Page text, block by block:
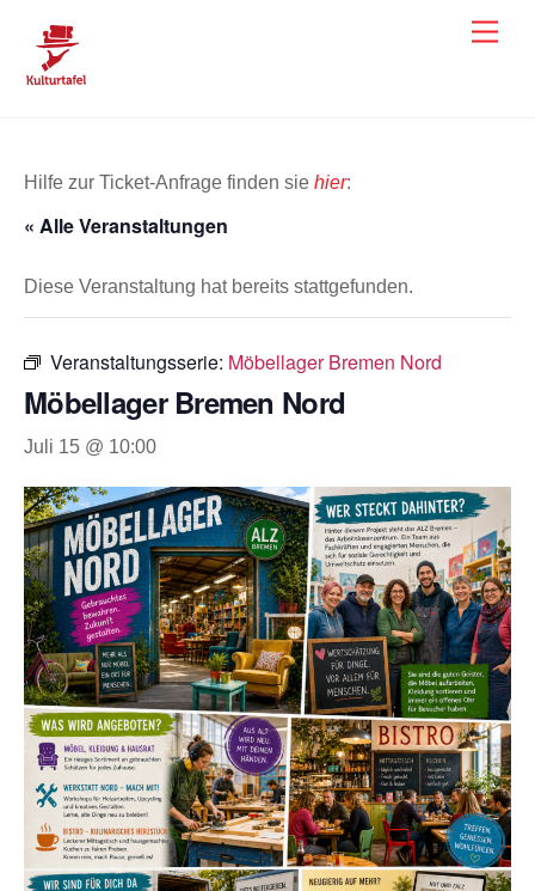
content
Hilfe zur Ticket-Anfrage finden sie hier:
« Alle Veranstaltungen
Diese Veranstaltung hat bereits stattgefunden.
Veranstaltungsserie: Möbellager Bremen Nord
Möbellager Bremen Nord
Juli 15 @ 10:00